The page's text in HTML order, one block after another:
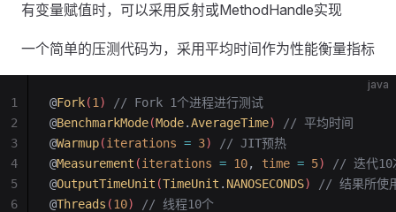
有变量赋值时，可以采用反射或MethodHandle实现
一个简单的压测代码为，采用平均时间作为性能衡量指标
java
@Fork(1 )
// Fork 1个进程进行测试
@BenchmarkMode(Mode.AverageTime)
// 平均时间
@Warmup(iterations = 3)
// JIT预热
@Measurement (iterations = 10, time = 5)
// 迭代10
@OutputTimeUnit (TimeUnit . NANOSECONDS)
// 结果所使
@Threads (10)
// 线程10个
1
2
3
4
5
6